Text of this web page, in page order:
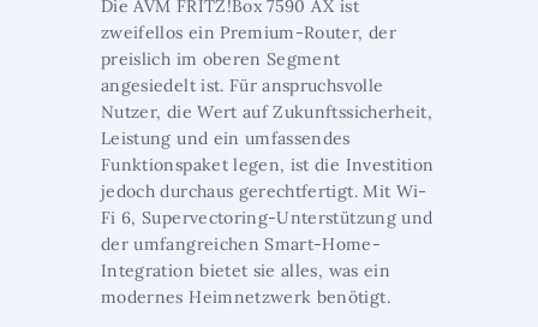
Die AVM FRITZ!Box 7590 AX ist
zweifellos ein Premium-Router, der
preislich im oberen Segment
angesiedelt ist. Für anspruchsvolle
Nutzer, die Wert auf Zukunftssicherheit,
Leistung und ein umfassendes
Funktionspaket legen, ist die Investition
jedoch durchaus gerechtfertigt. Mit Wi-
Fi 6, Supervectoring-Unterstützung und
der umfangreichen Smart-Home-
Integration bietet sie alles, was ein
modernes Heimnetzwerk benötigt.